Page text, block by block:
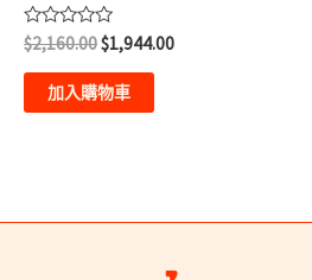
評
分
0
分
$2,160.00$1,944.00
加入購物車